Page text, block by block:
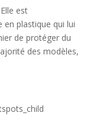
est
en plastique qui lui
de protéger du
des modèles,